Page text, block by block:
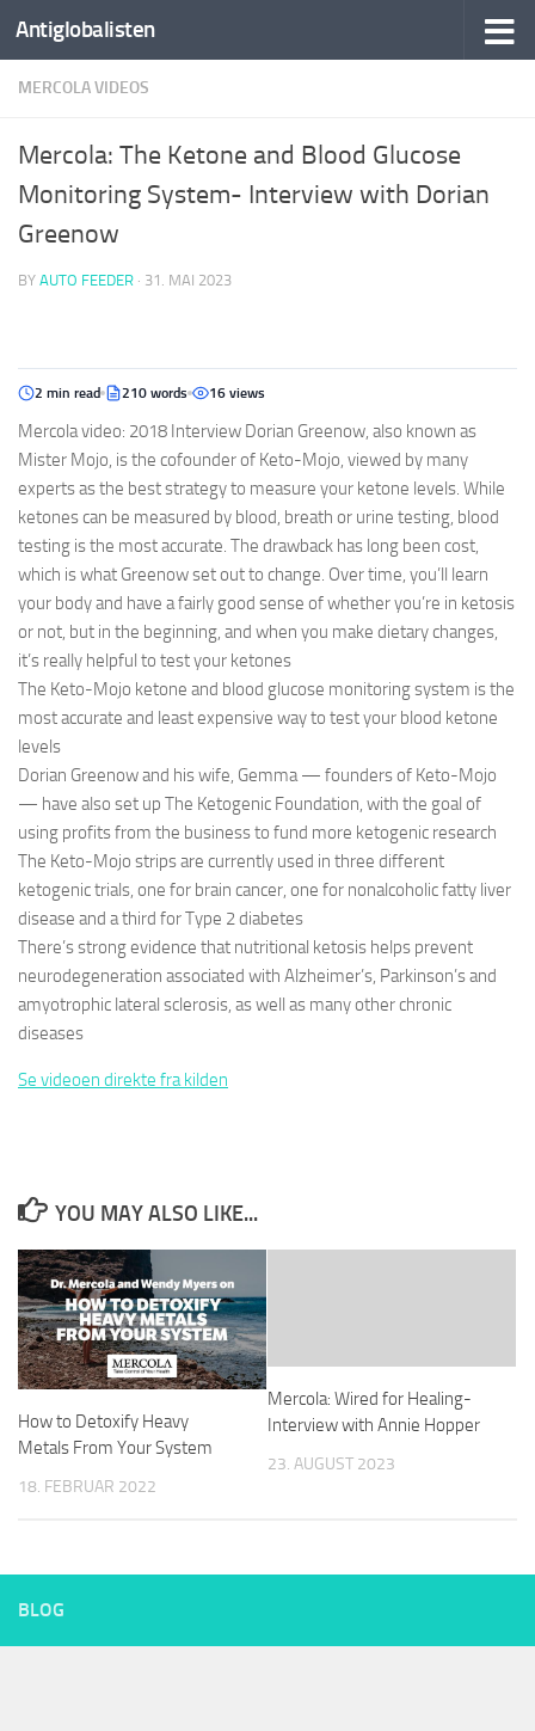
Antiglobalisten
MERCOLA VIDEOS
Mercola: The Ketone and Blood Glucose
Monitoring System- Interview with Dorian
Greenow
BY AUTO FEEDER · 31. MAI 2023
2 min read 210 words 16 views
Mercola video: 2018 Interview Dorian Greenow, also known as
Mister Mojo, is the cofounder of Keto-Mojo, viewed by many
experts as the best strategy to measure your ketone levels. While
ketones can be measured by blood, breath or urine testing, blood
testing is the most accurate. The drawback has long been cost,
which is what Greenow set out to change. Over time, you’ll learn
your body and have a fairly good sense of whether you’re in ketosis
or not, but in the beginning, and when you make dietary changes,
it’s really helpful to test your ketones
The Keto-Mojo ketone and blood glucose monitoring system is the
most accurate and least expensive way to test your blood ketone
levels
Dorian Greenow and his wife, Gemma — founders of Keto-Mojo
— have also set up The Ketogenic Foundation, with the goal of
using profits from the business to fund more ketogenic research
The Keto-Mojo strips are currently used in three different
ketogenic trials, one for brain cancer, one for nonalcoholic fatty liver
disease and a third for Type 2 diabetes
There’s strong evidence that nutritional ketosis helps prevent
neurodegeneration associated with Alzheimer’s, Parkinson’s and
amyotrophic lateral sclerosis, as well as many other chronic
diseases
Se videoen direkte fra kilden
YOU MAY ALSO LIKE...
How to Detoxify Heavy
Metals From Your System
18. FEBRUAR 2022
Mercola: Wired for Healing-
Interview with Annie Hopper
23. AUGUST 2023
BLOG